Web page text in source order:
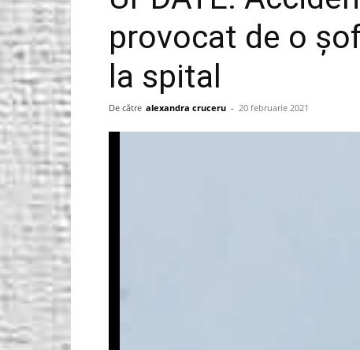
Gorjeanul.ro
provocat de o
la spital
De către alexandra cruceru - 20 februarie 2021